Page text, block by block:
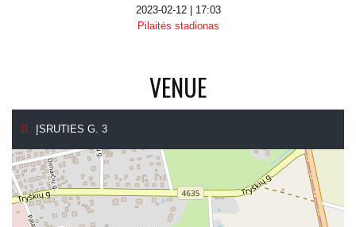
2023-02-12 | 17:03
Pilaitės stadionas
VENUE
ĮSRUTIES G. 3